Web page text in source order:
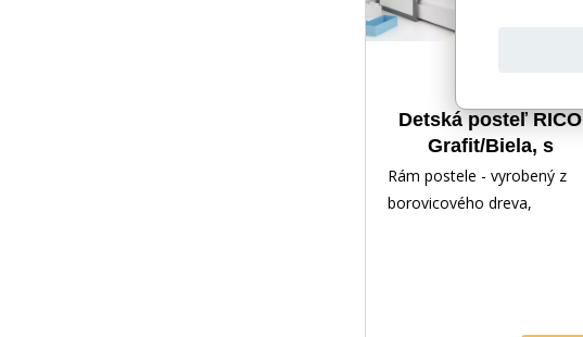
Detská posteľ RICO
Grafit/Biela, s
prístelkou 90x200 cm,
bez matraca
Rám postele - vyrobený z
borovicového dreva,